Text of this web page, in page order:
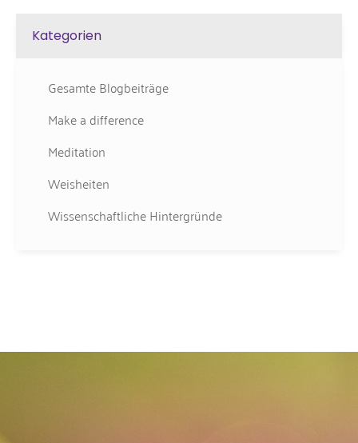
Kategorien
Gesamte Blogbeiträge
Make a difference
Meditation
Weisheiten
Wissenschaftliche Hintergründe